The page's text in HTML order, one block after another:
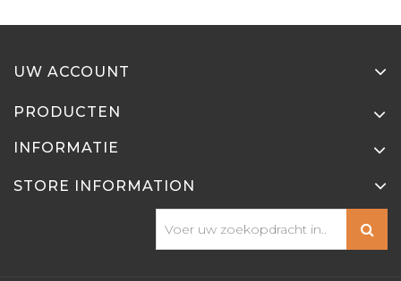
UW ACCOUNT
PRODUCTEN
INFORMATIE
STORE INFORMATION